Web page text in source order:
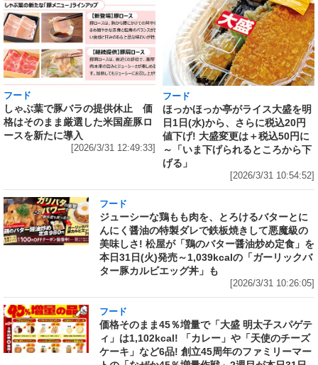
フード
しゃぶ葉で豚バラの提供休止 価
格はそのまま厳選した米国産豚ロ
ースを新たに導入
[2026/3/31 12:49:33]
フード
ほっかほっか亭がライス大盛を明
日1日(水)から、さらに税込20円
値下げ! 大盛変更は＋税込50円に
～「いま下げられるところから下
げる」
[2026/3/31 10:54:52]
フード
ジューシーな鶏もも肉を、とろけるバターとに
んにく醤油の特製ダレで鉄板焼きして悪魔級の
美味しさ! 松屋が「鶏のバター醤油炒め定食」を
本日31日(火)発売～1,039kcalの「ガーリックバ
ター豚カルビエッグ丼」も
[2026/3/31 10:26:05]
フード
価格そのまま45％増量で「大盛 明太子スパゲテ
ィ」は1,102kcal! 「カレー」や「天使のチーズ
ケーキ」など6品! 創立45周年のファミリーマー